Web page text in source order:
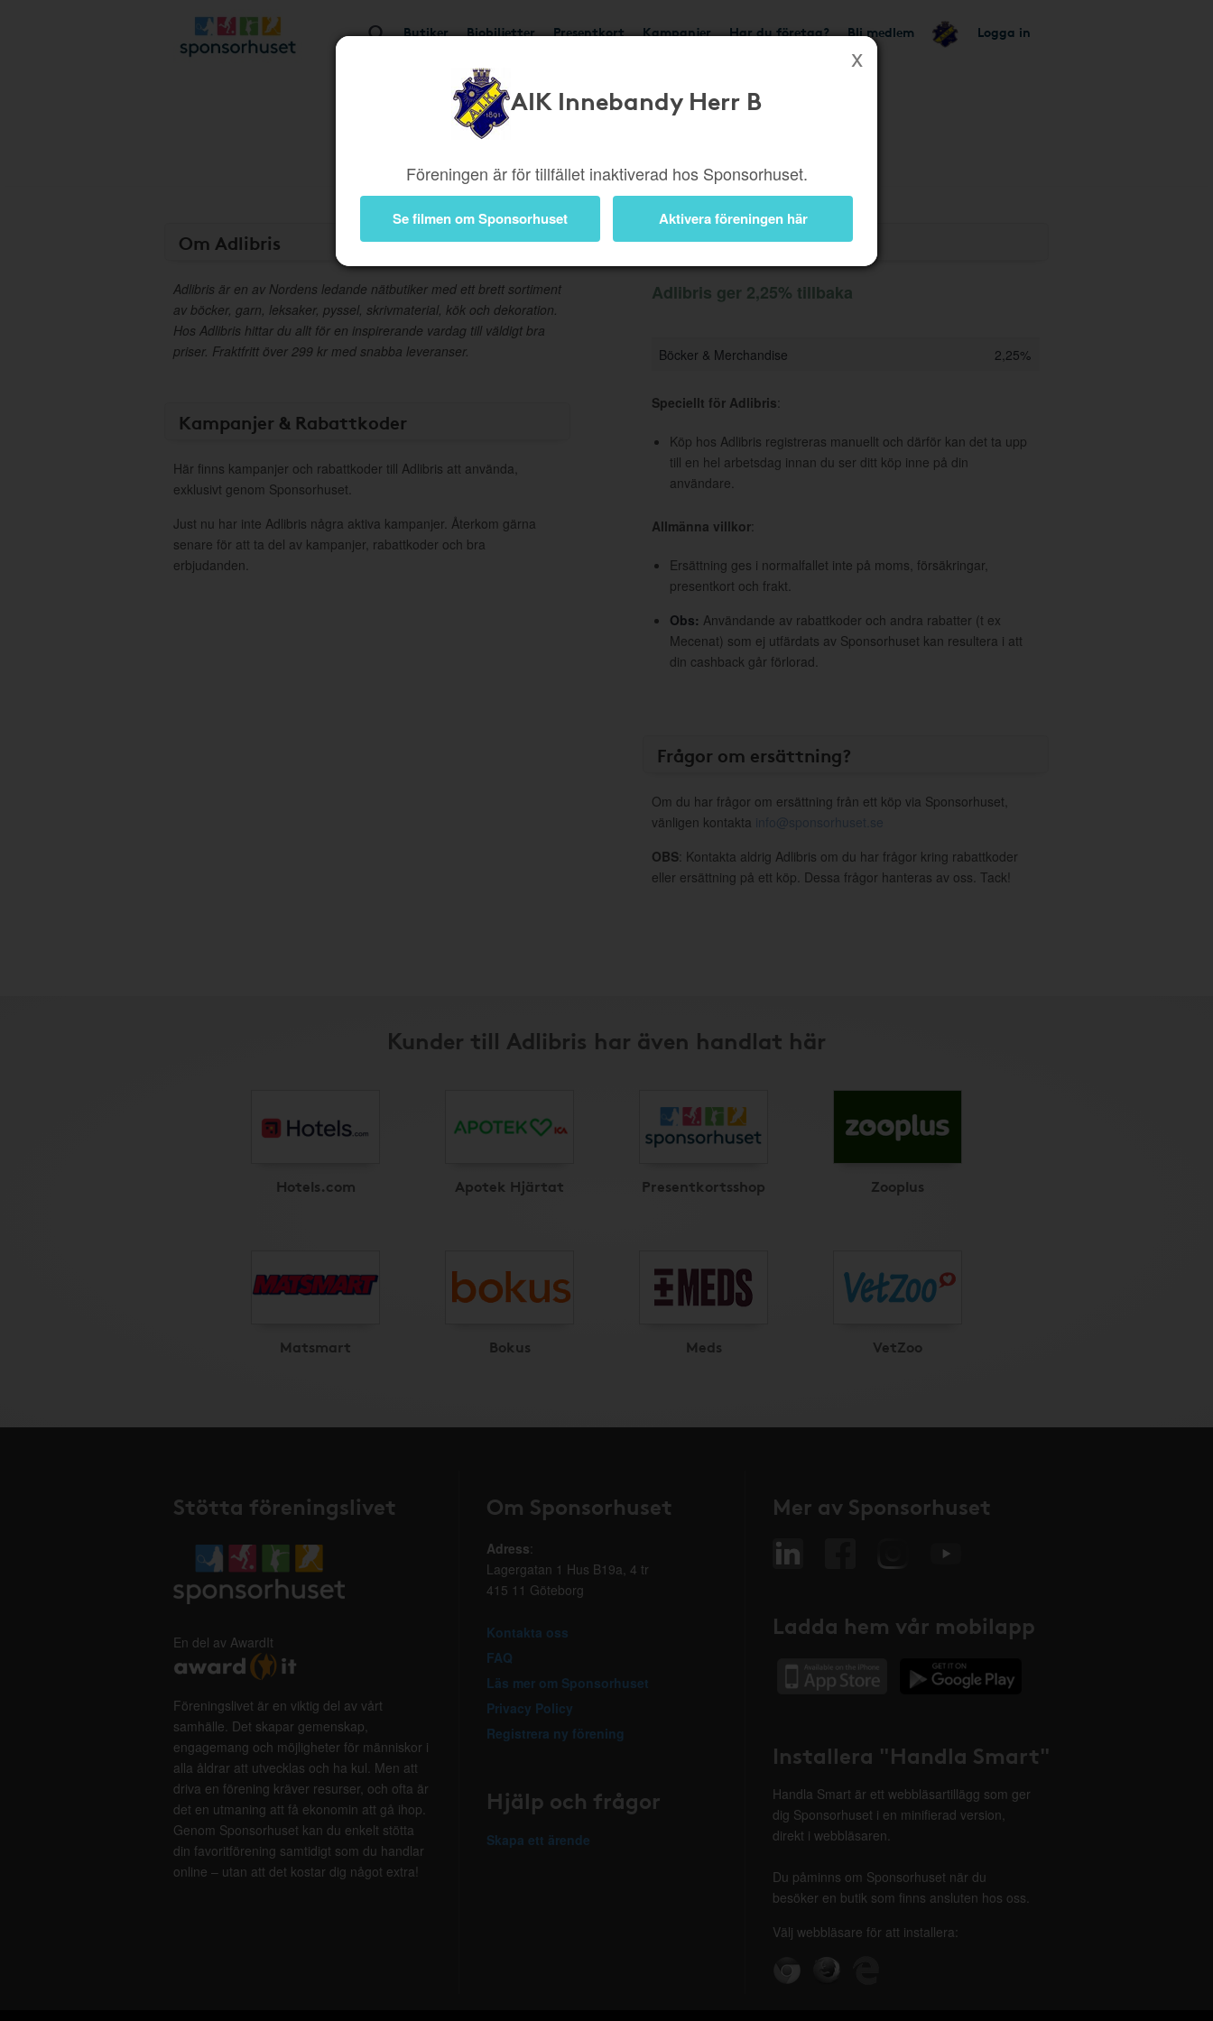
Butiker Biobiljetter Presentkort Kampanjer Har du företag? Bli medlem Logga in
AIK Innebandy Herr B
Föreningen är för tillfället inaktiverad hos Sponsorhuset.
Se filmen om Sponsorhuset Aktivera föreningen här
Om Adlibris
Adlibris är en av Nordens ledande nätbutiker med ett brett sortiment
av böcker, garn, leksaker, pyssel, skrivmaterial, kök och dekoration.
Hos Adlibris hittar du allt för en inspirerande vardag till väldigt bra
priser. Fraktfritt över 299 kr med snabba leveranser.
Kampanjer & Rabattkoder
Här finns kampanjer och rabattkoder till Adlibris att använda,
exklusivt genom Sponsorhuset.
Just nu har inte Adlibris några aktiva kampanjer. Återkom gärna
senare för att ta del av kampanjer, rabattkoder och bra
erbjudanden.
Information
Adlibris ger 2,25% tillbaka
Böcker & Merchandise 2,25%
Speciellt för Adlibris:
Köp hos Adlibris registreras manuellt och därför kan det ta upp
till en hel arbetsdag innan du ser ditt köp inne på din
användare.
Allmänna villkor:
Ersättning ges i normalfallet inte på moms, försäkringar,
presentkort och frakt.
Obs: Användande av rabattkoder och andra rabatter (t ex
Mecenat) som ej utfärdats av Sponsorhuset kan resultera i att
din cashback går förlorad.
Frågor om ersättning?
Om du har frågor om ersättning från ett köp via Sponsorhuset,
vänligen kontakta info@sponsorhuset.se
OBS: Kontakta aldrig Adlibris om du har frågor kring rabattkoder
eller ersättning på ett köp. Dessa frågor hanteras av oss. Tack!
Kunder till Adlibris har även handlat här
Hotels.com Apotek Hjärtat Presentkortsshop Zooplus
Matsmart Bokus Meds VetZoo
Stötta föreningslivet
En del av AwardIt
Föreningslivet är en viktig del av vårt
samhälle. Det skapar gemenskap,
engagemang och möjligheter för människor i
alla åldrar att utvecklas och ha kul. Men att
driva en förening kräver resurser, och ofta är
det en utmaning att få ekonomin att gå ihop.
Genom Sponsorhuset kan du enkelt stötta
din favoritförening samtidigt som du handlar
online – utan att det kostar dig något extra!
Om Sponsorhuset
Adress:
Lagergatan 1 Hus B19a, 4 tr
415 11 Göteborg
Kontakta oss
FAQ
Läs mer om Sponsorhuset
Privacy Policy
Registrera ny förening
Hjälp och frågor
Skapa ett ärende
Mer av Sponsorhuset
Ladda hem vår mobilapp
Installera "Handla Smart"
Handla Smart är ett webbläsartillägg som ger
dig Sponsorhuset i en minifierad version,
direkt i webbläsaren.
Du påminns om Sponsorhuset när du
besöker en butik som finns ansluten hos oss.
Välj webbläsare för att installera: